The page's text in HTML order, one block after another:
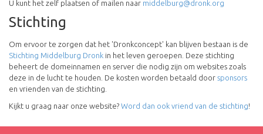
U kunt het zelf plaatsen of mailen naar middelburg@dronk.org
Stichting
Om ervoor te zorgen dat het 'Dronkconcept' kan blijven bestaan is de
Stichting Middelburg Dronk in het leven geroepen. Deze stichting
beheert de domeinnamen en server die nodig zijn om websites zoals
deze in de lucht te houden. De kosten worden betaald door sponsors
en vrienden van de stichting.
Kijkt u graag naar onze website? Word dan ook vriend van de stichting!